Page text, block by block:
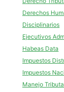
Derechos
Disciplinarios
Ejecutivos
Habeas Data
Impuestos
Impuestos
Manejo